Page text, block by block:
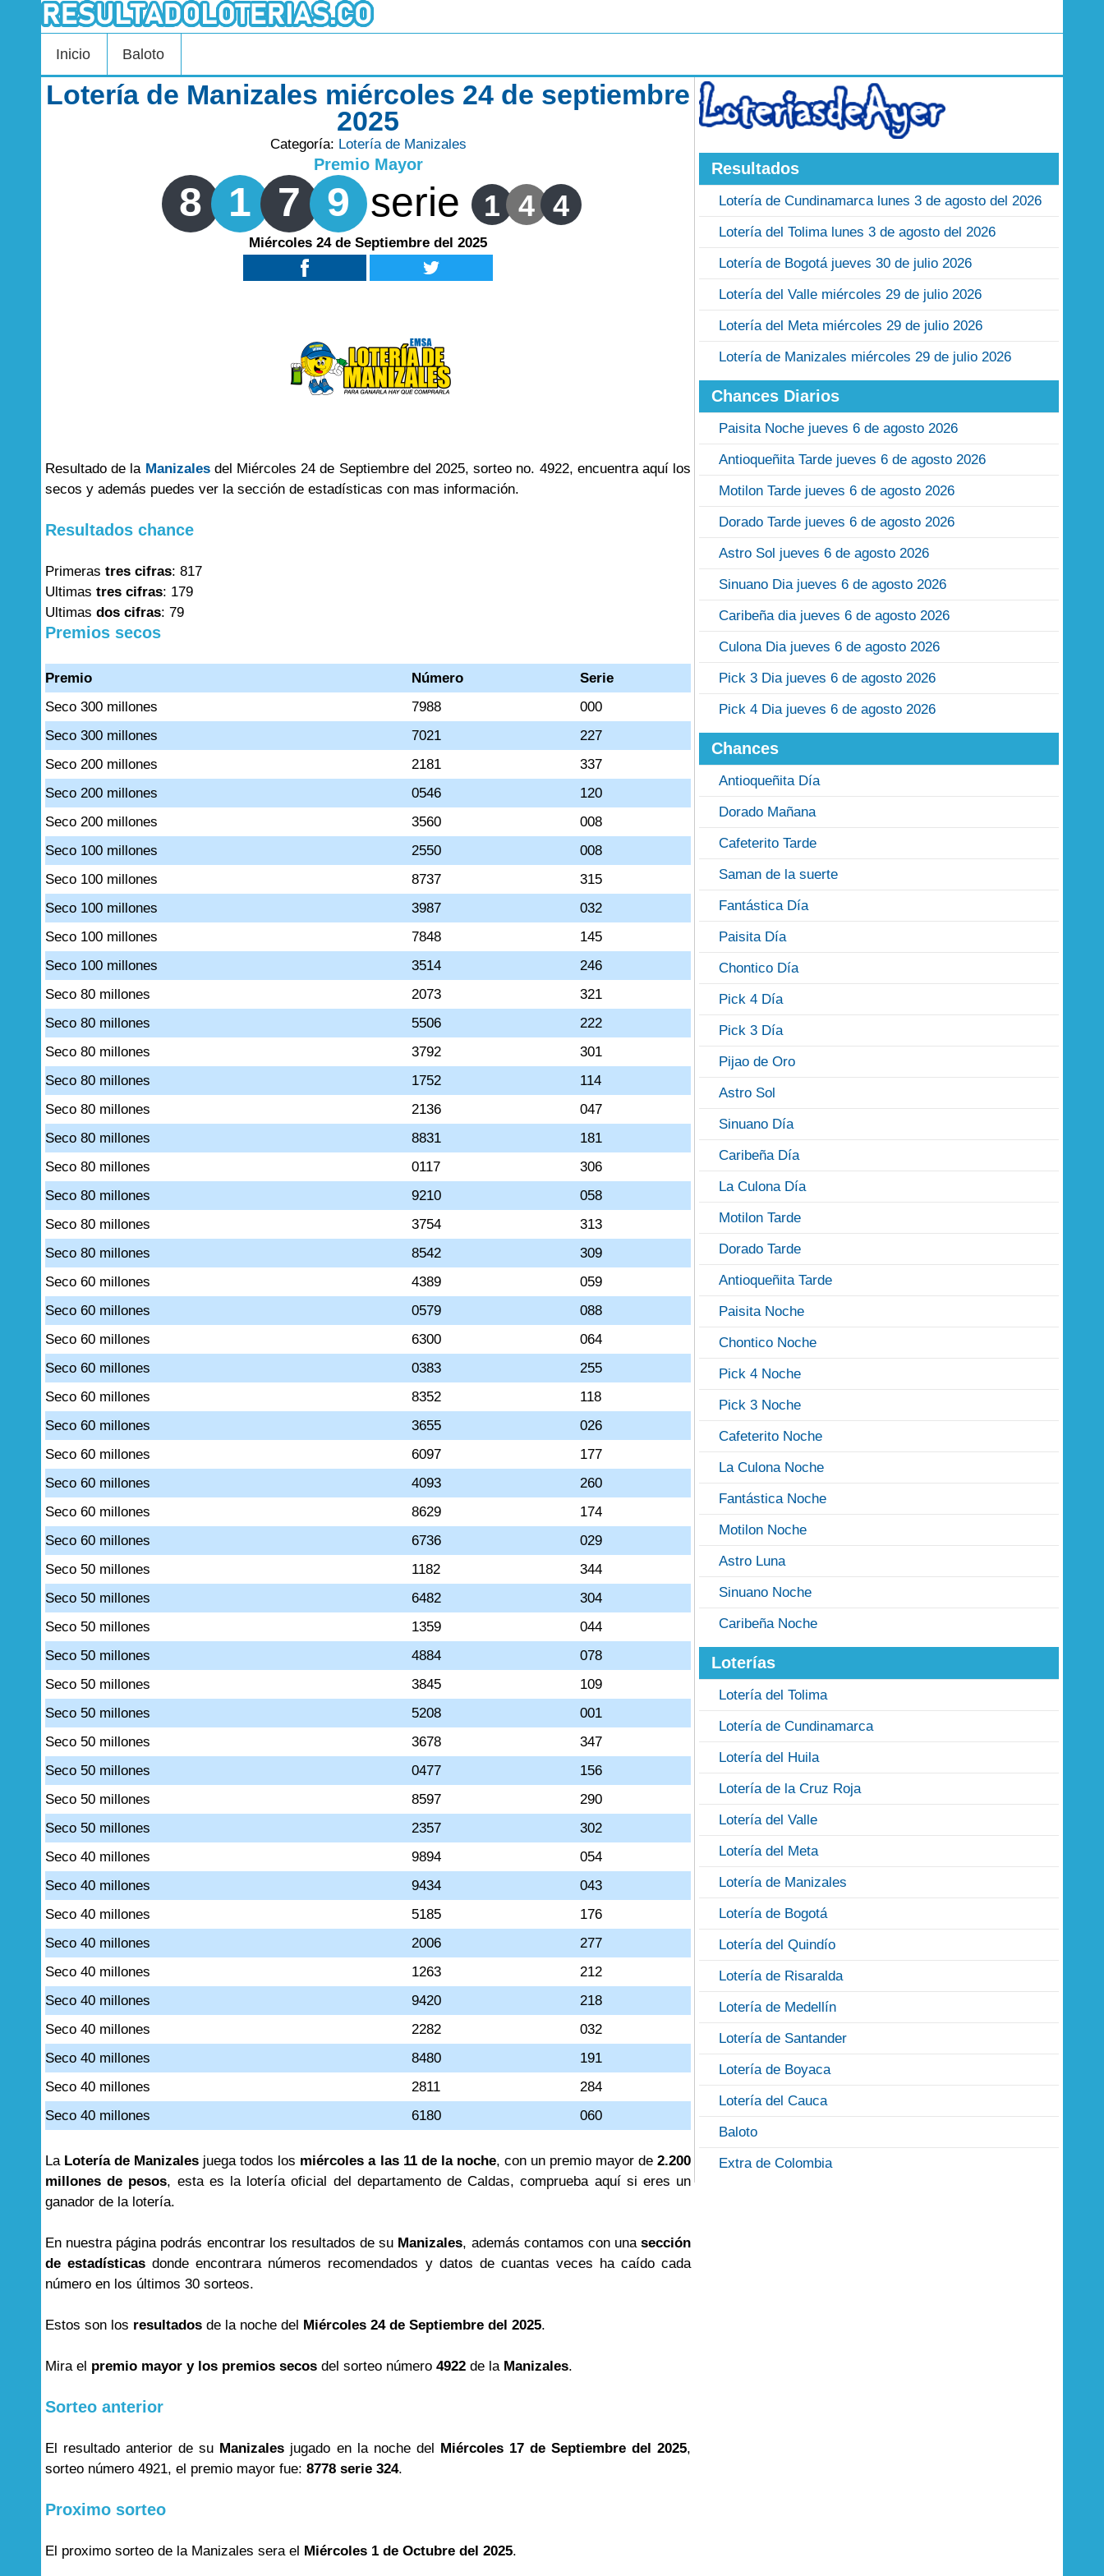
Inicio Baloto
Lotería de Manizales miércoles 24 de septiembre
2025
Categoría: Lotería de Manizales
Premio Mayor
8 1 7 9 serie 1 4 4
Miércoles 24 de Septiembre del 2025
Resultado de la Manizalesdel Miércoles 24 de Septiembre del 2025, sorteo no. 4922, encuentra aquí los
secos y además puedes ver la sección de estadísticas con mas información.
Resultados chance
Primeras tres cifras: 817
Ultimas tres cifras: 179
Ultimas dos cifras: 79
Premios secos
Premio Número
Serie
Seco 300 millones
7988
000
Seco 300 millones
7021
227
Seco 200 millones
2181
337
Seco 200 millones
0546
120
Seco 200 millones
3560
008
Seco 100 millones
2550
008
Seco 100 millones
8737
315
Seco 100 millones
3987
032
Seco 100 millones
7848
145
Seco 100 millones
3514
246
Seco 80 millones
2073
321
Seco 80 millones
5506
222
Seco 80 millones
3792
301
Seco 80 millones
1752
114
Seco 80 millones
2136
047
Seco 80 millones
8831
181
Seco 80 millones
0117
306
Seco 80 millones
9210
058
Seco 80 millones
3754
313
Seco 80 millones
8542
309
Seco 60 millones
4389
059
Seco 60 millones
0579
088
Seco 60 millones
6300
064
Seco 60 millones
0383
255
Seco 60 millones
8352
118
Seco 60 millones
3655
026
Seco 60 millones
6097
177
Seco 60 millones
4093
260
Seco 60 millones
8629
174
Seco 60 millones
6736
029
Seco 50 millones
1182
344
Seco 50 millones
6482
304
Seco 50 millones
1359
044
Seco 50 millones
4884
078
Seco 50 millones
3845
109
Seco 50 millones
5208
001
Seco 50 millones
3678
347
Seco 50 millones
0477
156
Seco 50 millones
8597
290
Seco 50 millones
2357
302
Seco 40 millones
9894
054
Seco 40 millones
9434
043
Seco 40 millones
5185
176
Seco 40 millones
2006
277
Seco 40 millones
1263
212
Seco 40 millones
9420
218
Seco 40 millones
2282
032
Seco 40 millones
8480
191
Seco 40 millones
2811
284
Seco 40 millones
6180 060
La Lotería de Manizales juega todos los miércoles a las 11 de la noche, con un premio mayor de2.200
millones de pesos, esta es la lotería oficial del departamento de Caldas, comprueba aquí si eres un
ganador de la lotería.
En nuestra página podrás encontrar los resultados de su Manizales, además contamos con unasección
de estadísticas donde encontrara números recomendados y datos de cuantas veces ha caído cada
número en los últimos 30 sorteos.
Estos son los resultados de la noche del Miércoles 24 de Septiembre del 2025.
Mira el premio mayor y los premios secos del sorteo número 4922 de la Manizales.
Sorteo anterior
El resultado anterior de su Manizales jugado en la noche del Miércoles 17 de Septiembre del 2025,
sorteo número 4921, el premio mayor fue: 8778 serie 324.
Proximo sorteo
El proximo sorteo de la Manizales sera el Miércoles 1 de Octubre del 2025.
Resultados
Lotería de Cundinamarca lunes 3 de agosto del 2026
Lotería del Tolima lunes 3 de agosto del 2026
Lotería de Bogotá jueves 30 de julio 2026
Lotería del Valle miércoles 29 de julio 2026
Lotería del Meta miércoles 29 de julio 2026
Lotería de Manizales miércoles 29 de julio 2026
Chances Diarios
Paisita Noche jueves 6 de agosto 2026
Antioqueñita Tarde jueves 6 de agosto 2026
Motilon Tarde jueves 6 de agosto 2026
Dorado Tarde jueves 6 de agosto 2026
Astro Sol jueves 6 de agosto 2026
Sinuano Dia jueves 6 de agosto 2026
Caribeña dia jueves 6 de agosto 2026
Culona Dia jueves 6 de agosto 2026
Pick 3 Dia jueves 6 de agosto 2026
Pick 4 Dia jueves 6 de agosto 2026
Chances
Antioqueñita Día
Dorado Mañana
Cafeterito Tarde
Saman de la suerte
Fantástica Día
Paisita Día
Chontico Día
Pick 4 Día
Pick 3 Día
Pijao de Oro
Astro Sol
Sinuano Día
Caribeña Día
La Culona Día
Motilon Tarde
Dorado Tarde
Antioqueñita Tarde
Paisita Noche
Chontico Noche
Pick 4 Noche
Pick 3 Noche
Cafeterito Noche
La Culona Noche
Fantástica Noche
Motilon Noche
Astro Luna
Sinuano Noche
Caribeña Noche
Loterías
Lotería del Tolima
Lotería de Cundinamarca
Lotería del Huila
Lotería de la Cruz Roja
Lotería del Valle
Lotería del Meta
Lotería de Manizales
Lotería de Bogotá
Lotería del Quindío
Lotería de Risaralda
Lotería de Medellín
Lotería de Santander
Lotería de Boyaca
Lotería del Cauca
Baloto
Extra de Colombia